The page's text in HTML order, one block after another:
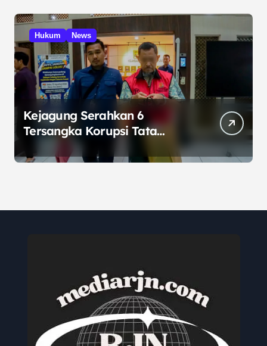
Hukum News
Kejagung Serahkan 6
Tersangka Korupsi Tata
Kelola Minyak ke Penuntut
Umum